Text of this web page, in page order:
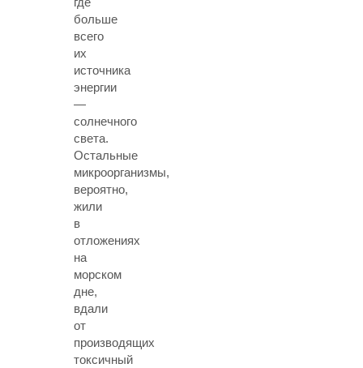
больше
всего
их
источника
энергии
—
солнечного
света.
Остальные
микроорганизмы,
вероятно,
жили
в
отложениях
на
морском
дне,
вдали
от
производящих
токсичный